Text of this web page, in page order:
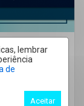
lembrar
de
Aceitar
Recife
Alugar
Sua